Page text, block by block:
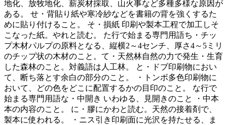
地化、放牧地化、薪炭材採取、山火事など多種多様な原因が
ある。 せ・背貼り紙や寒冷紗などを書籍の背を強くするた
めに貼り付けること。 そ・損紙 印刷や製本工程で加工しそ
こなった紙。やれと読む。 た行で始まる専門用語ち・チッ
プ木材パルプの原料となる、縦横2～4センチ、厚さ4～5ミリ
のチップ状の木材のこと。て・天然林自然の力で発生・生育
した森林のこと。対義語は人工林。 と・ドブ印刷物におい
て、断ち落とす余白の部分のこと。 ・トンボ多色印刷物に
おいて、どの色をどこに配置するかの目印のこと。 な行で
始まる専門用語な・中開き いわゆる、見開きのこと ・中本
本の内容のこと。 に・膠にかわと読む。天然の接着剤で、
製本に使われる。 ・ニス引き印刷面に光沢を持たせる、ま